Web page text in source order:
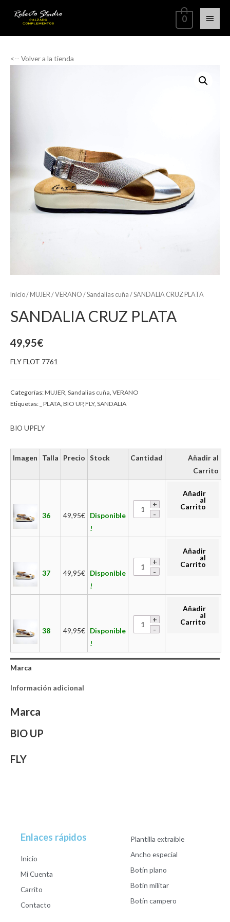
0
<-- Volver a la tienda
Inicio/ MUJER /VERANO /Sandalias cuña / SANDALIA CRUZ PLATA
SANDALIA CRUZ PLATA
49,95€
FLY FLOT 7761
Categorías:MUJER Sandalias cuña VERANO
Etiquetas: _ PLATA BIO UP, FLY, SANDALIA
BIO UPFLY
Imagen Talla Precio Stock Cantidad
Añadir al
Carrito
36 49,95€ Disponible
!
Añadir
al
Carrito
37 49,95€ Disponible
!
Añadir
al
Carrito
38 49,95€ Disponible
!
Añadir
al
Carrito
Marca
Información adicional
Marca
BIO UP
FLY
Enlaces rápidos
Inicio
Mi Cuenta
Carrito
Contacto
Plantilla extraible
Ancho especial
Botín plano
Botín militar
Botín campero